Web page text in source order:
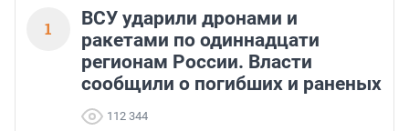
1
ВСУ ударили дронами и
ракетами по одиннадцати
регионам России. Власти
сообщили о погибших и раненых
112 344